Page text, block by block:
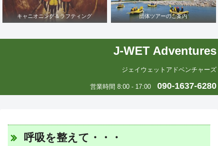
キャニオニング＆ラフティング 団体ツアーのご案内
J-WET Adventures
ジェイウェットアドベンチャーズ
営業時間 8:00 - 17:00 090-1637-6280
呼吸を整えて・・・